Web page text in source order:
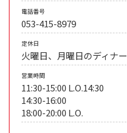
電話番号
053-415-8979
定休日
火曜日、月曜日のディナー
営業時間
11:30-15:00 L.O.14:30
14:30-16:00
18:00-20:00 L.O.